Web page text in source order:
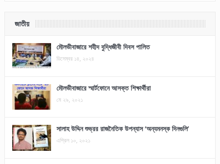
জাতীয়
মৌলভীবাজারে শহীদ বুদ্ধিজীবী দিবস পালিত
ডিসেম্বর ১৪, ২০২৪
মৌলভীবাজারে স্মার্টফোনে আসক্ত শিক্ষার্থীরা
মে ২৯, ২০২১
সালাহ উদ্দিন শুভ্রর রাজনৈতিক উপন্যাস ‘অন্যমনস্ক দিনগুলি’
এপ্রিল ১০, ২০২১